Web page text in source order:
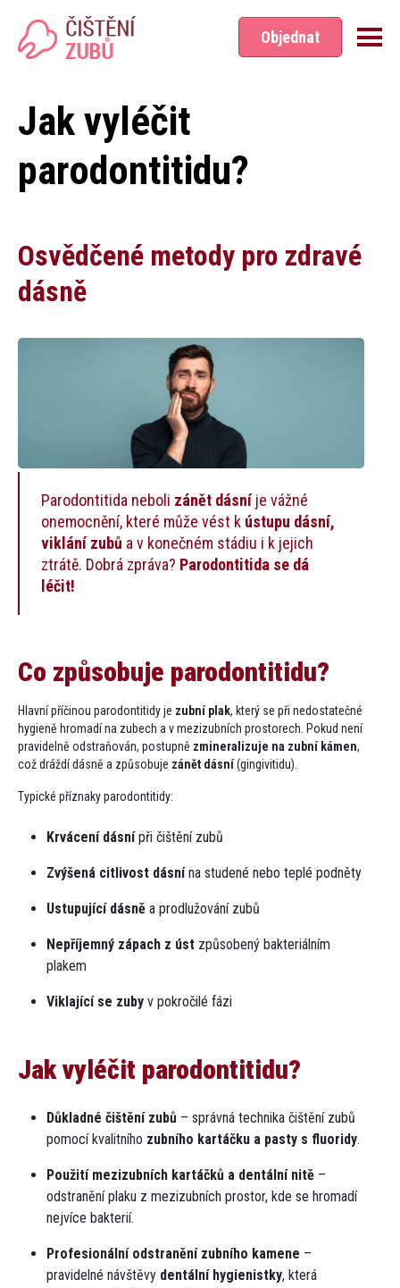
Objednat
Jak vyléčit
parodontitidu​?
Osvědčené metody pro zdravé
dásně
Parodontitida neboli zánět dásníje vážné
onemocnění, které může vést k ústupu dásní,
viklání zubů a v konečném stádiu i k jejich
ztrátě. Dobrá zpráva​? Parodontitida se dá
léčit!
Co způsobuje parodontitidu?
Hlavní příčinou parodontitidy je zubní plak, který se při nedostatečné
hygieně hromadí na zubech a v mezizubních prostorech. Pokud není
pravidelně odstraňován, postupně zmineralizuje na zubní kámen,
což dráždí dásně a způsobuje zánět dásní(gingivitidu).
Typické příznaky parodontitidy:
Krvácení dásnípři čištění zubů
Zvýšená citlivost dásnína studené nebo teplé podněty
Ustupující dásně a prodlužování zubů
Nepříjemný zápach z úst způsobený bakteriálním
plakem
Viklající se zuby v pokročilé fázi
Jak vyléčit parodontitidu?
Důkladné čištění zubů – správná technika čištění zubů
pomocí kvalitního zubního kartáčku a pasty s fluoridy.
Použití mezizubních kartáčků a dentální nitě –
odstranění plaku z mezizubních prostor, kde se hromadí
nejvíce bakterií.
Profesionální odstranění zubního kamene –
pravidelné návštěvy dentální hygienistky, která